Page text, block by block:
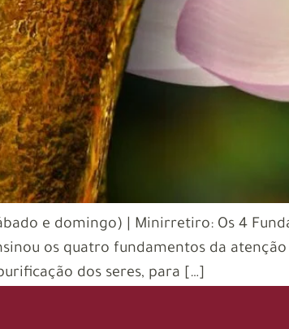
e domingo) | Minirretiro: Os 4
os quatro fundamentos da
dos seres, para […]